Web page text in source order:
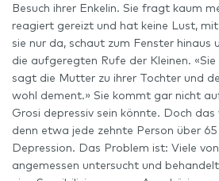
Besuch ihrer Enkelin. Sie fragt kaum
reagiert gereizt und hat keine Lust,
sie nur da, schaut zum Fenster
die aufgeregten Rufe der Kleinen.
sagt die Mutter zu ihrer Tochter und
wohl dement.» Sie kommt gar nicht
Grosi depressiv sein könnte. Doch
denn etwa jede zehnte Person über
Depression. Das Problem ist: Viele
angemessen untersucht und